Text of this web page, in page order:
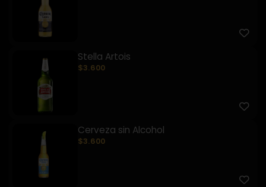
Stella Artois
$3.600
Cerveza sin Alcohol
$3.600